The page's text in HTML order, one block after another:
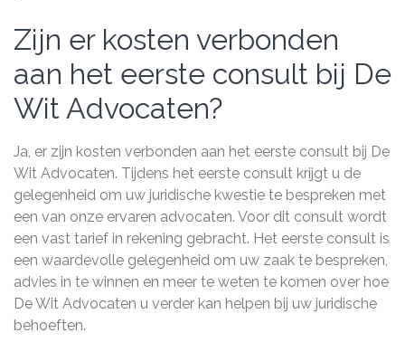
Zijn er kosten verbonden
aan het eerste consult bij De
Wit Advocaten?
Ja, er zijn kosten verbonden aan het eerste consult bij De
Wit Advocaten. Tijdens het eerste consult krijgt u de
gelegenheid om uw juridische kwestie te bespreken met
een van onze ervaren advocaten. Voor dit consult wordt
een vast tarief in rekening gebracht. Het eerste consult is
een waardevolle gelegenheid om uw zaak te bespreken,
advies in te winnen en meer te weten te komen over hoe
De Wit Advocaten u verder kan helpen bij uw juridische
behoeften.